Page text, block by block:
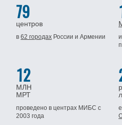
79
центров
в62 городах Россиии Армении
12
МЛН
МРТ
проведено в центрах МИБСс
2003 года